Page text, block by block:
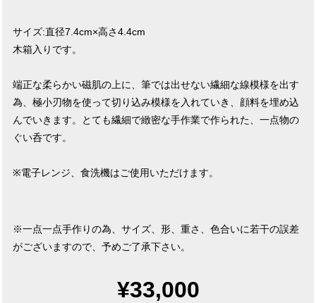
サイズ:直径7.4cm×高さ4.4cm
木箱入りです。
端正な柔らかい磁肌の上に、筆では出せない繊細な線模様を出す
為、極小刃物を使って切り込み模様を入れていき、顔料を埋め込
んでいきます。とても繊細で緻密な手作業で作られた、一点物の
ぐい呑です。
※電子レンジ、食洗機はご使用いただけます。
※一点一点手作りの為、サイズ、形、重さ、色合いに若干の誤差
がございますので、予めご了承下さい。
¥33,000